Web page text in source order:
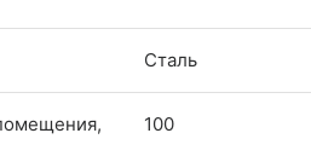
Сталь
100